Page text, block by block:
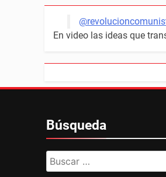
En video las ideas que
Búsqueda
Buscar: